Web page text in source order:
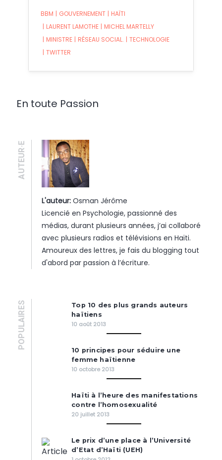
BBM | GOUVERNEMENT | HAÏTI
| LAURENT LAMOTHE | MICHEL MARTELLY
| MINISTRE | RÉSEAU SOCIAL. | TECHNOLOGIE
| TWITTER
En toute Passion
AUTEUR·E
L'auteur: Osman Jérôme
Licencié en Psychologie, passionné des
médias, durant plusieurs années, j’ai collaboré
avec plusieurs radios et télévisions en Haïti.
Amoureux des lettres, je fais du blogging tout
d'abord par passion à l’écriture.
POPULAIRES
Top 10 des plus grands auteurs
haïtiens
10 août 2013
10 principes pour séduire une
femme haïtienne
10 octobre 2013
Haïti à l’heure des manifestations
contre l’homosexualité
20 juillet 2013
Le prix d’une place à l’Université
d’Etat d’Haïti (UEH)